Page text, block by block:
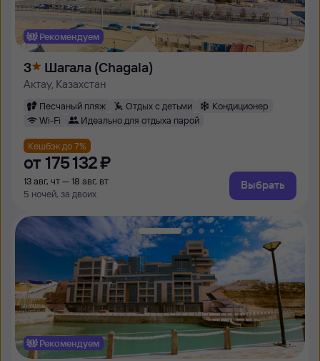
Рекомендуем
3 Шагала (Chagala)
Актау, Казахстан
Песчаный пляж Отдых с детьми
Кондиционер
Wi-Fi
Идеально для отдыха парой
Кешбэк до 7%
от 175 ⁠132 ⁠₽
13 авг, чт — 18 авг, вт
5 ночей, за двоих
Выбрать
Рекомендуем